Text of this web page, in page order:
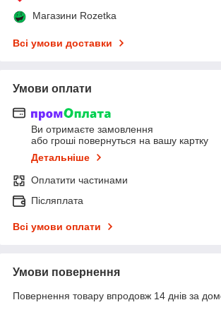
Магазини Rozetka
Всі умови доставки
Умови оплати
Ви отримаєте замовлення
або гроші повернуться на вашу картку
Детальніше
Оплатити частинами
Післяплата
Всі умови оплати
Умови повернення
Повернення товару впродовж 14 днів за